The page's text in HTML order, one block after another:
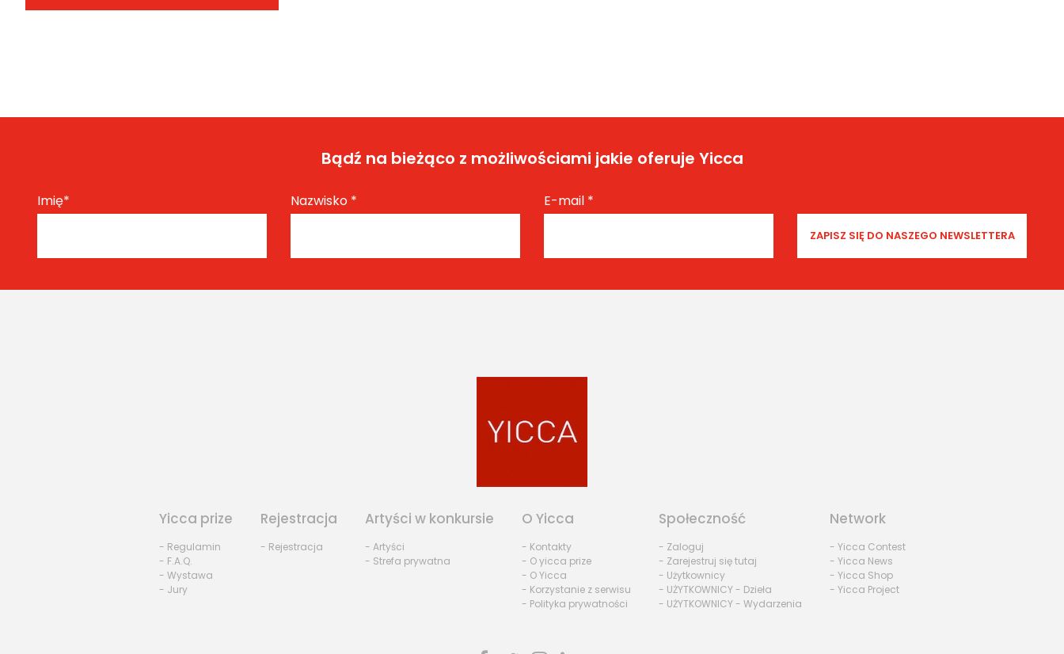
Bądź na bieżąco z możliwościami jakie oferuje Yicca
Imię* Nazwisko * E-mail *
Yicca prize
- Regulamin
- F.A.Q.
- Wystawa
- Jury
Rejestracja
- Rejestracja
Artyści w konkursie
- Artyści
- Strefa prywatna
O Yicca
- Kontakty
- O yicca prize
- O Yicca
- Korzystanie z serwisu
- Polityka prywatności
Społeczność
- Zaloguj
- Zarejestruj się tutaj
- Użytkownicy
- UŻYTKOWNICY - Dzieła
- UŻYTKOWNICY - Wydarzenia
Network
- Yicca Contest
- Yicca News
- Yicca Shop
- Yicca Project